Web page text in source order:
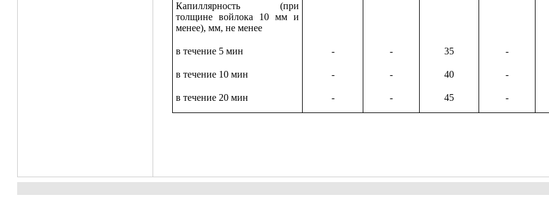
Капиллярность (при
толщине войлока 10 мм и
менее), мм, не менее
в течение 5 мин - - 35 -
в течение 10 мин - - 40 -
в течение 20 мин - - 45 -